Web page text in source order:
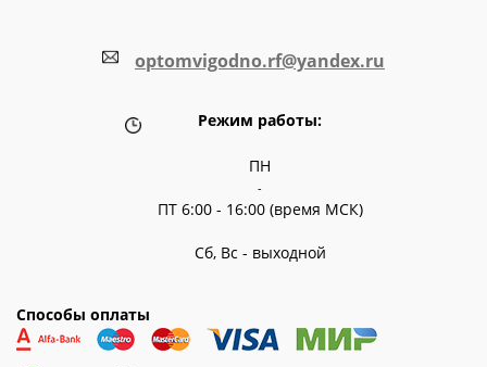
optomvigodno.rf@yandex.ru
Режим работы:
ПН
-
ПТ 6:00 - 16:00 (время МСК)
Сб, Вс - выходной
Способы оплаты